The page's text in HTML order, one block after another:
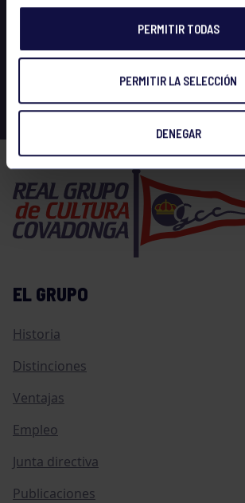
PERMITIR TODAS
PERMITIR LA SELECCIÓN
DENEGAR
EL GRUPO
Historia
Distinciones
Ventajas
Empleo
Junta directiva
Publicaciones